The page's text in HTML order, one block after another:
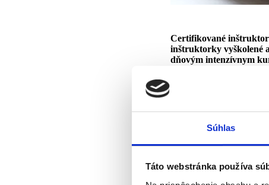
Súhlas
Táto webstránka používa
Certifikované
inštruktorky vyškolené
dňovým intenzívnym
najbližší kurz bude
dotykovými terapiami.
dojčenskej masáži venuje